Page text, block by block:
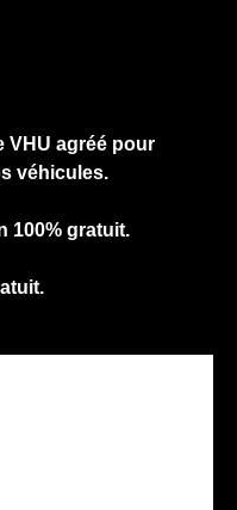
VHU agréé pour
véhicules.
100% gratuit.